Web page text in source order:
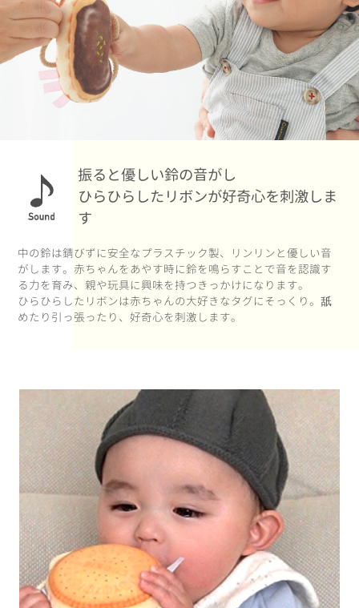
振ると優しい鈴の音がし
ひらひらしたリボンが好奇心を刺激しま
す
中の鈴は錆びずに安全なプラスチック製、リンリンと優しい音
がします。赤ちゃんをあやす時に鈴を鳴らすことで音を認識す
る力を育み、親や玩具に興味を持つきっかけになります。
ひらひらしたリボンは赤ちゃんの大好きなタグにそっくり。舐
めたり引っ張ったり、好奇心を刺激します。
レ
ー
ヤ
ー